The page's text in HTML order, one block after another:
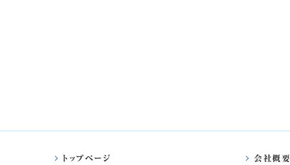
トップページ 会社概要